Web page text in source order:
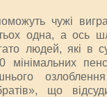
чужі
одна, а ось
людей, які в
мінімальних
що